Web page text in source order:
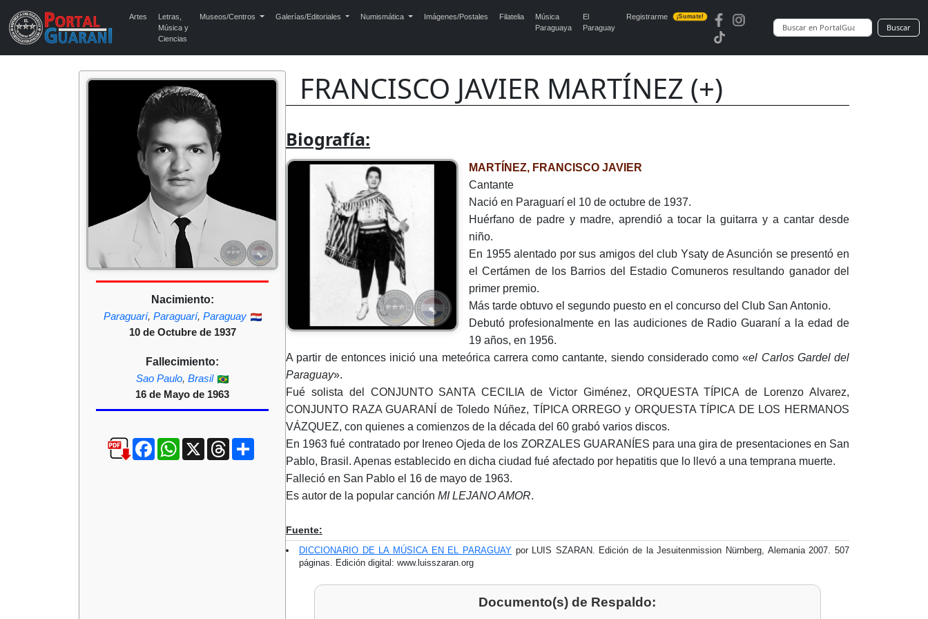
Artes
Letras,
Música y
Ciencias
Museos/Centros Galerías/Editoriales Numismática Imágenes/Postales Filatelia
Música
Paraguaya
El
Paraguay
Registrarme ¡Sumate!
Buscar
FRANCISCO JAVIER MARTÍNEZ (+)
Nacimiento:
Paraguarí, Paraguarí, Paraguay
10 de Octubre de 1937
Fallecimiento:
Sao Paulo, Brasil
16 de Mayo de 1963
FacebookWhatsApp
X ThreadsCompartir
Biografía:
MARTÍNEZ, FRANCISCO JAVIER
Cantante
Nació en Paraguarí el 10 de octubre de 1937.
Huérfano de padre y madre, aprendió a tocar la guitarra y a cantar desde
niño.
En 1955 alentado por sus amigos del club Ysaty de Asunción se presentó en
el Certámen de los Barrios del Estadio Comuneros resultando ganador del
primer premio.
Más tarde obtuvo el segundo puesto en el concurso del Club San Antonio.
Debutó profesionalmente en las audiciones de Radio Guaraní a la edad de
19 años, en 1956.
A partir de entonces inició una meteórica carrera como cantante, siendo considerado como «el Carlos Gardel del
Paraguay».
Fué solista del CONJUNTO SANTA CECILIA de Victor Giménez, ORQUESTA TÍPICA de Lorenzo Alvarez,
CONJUNTO RAZA GUARANÍ de Toledo Núñez, TÍPICA ORREGO y ORQUESTA TÍPICA DE LOS HERMANOS
VÁZQUEZ, con quienes a comienzos de la década del 60 grabó varios discos.
En 1963 fué contratado por Ireneo Ojeda de los ZORZALES GUARANÍES para una gira de presentaciones en San
Pablo, Brasil. Apenas establecido en dicha ciudad fué afectado por hepatitis que lo llevó a una temprana muerte.
Falleció en San Pablo el 16 de mayo de 1963.
Es autor de la popular canción MI LEJANO AMOR.
Fuente:
DICCIONARIO DE LA MÚSICA EN EL PARAGUAYpor LUIS SZARAN. Edición de la Jesuitenmission Nürnberg, Alemania 2007. 507
páginas. Edición digital: www.luisszaran.org
Documento(s) de Respaldo: